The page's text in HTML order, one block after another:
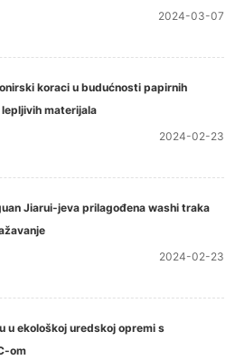
2024-03-07
koraci u budućnosti papirnih
materijala
2024-02-23
Jiarui-jeva prilagođena washi traka
2024-02-23
u ekološkoj uredskoj opremi s
om